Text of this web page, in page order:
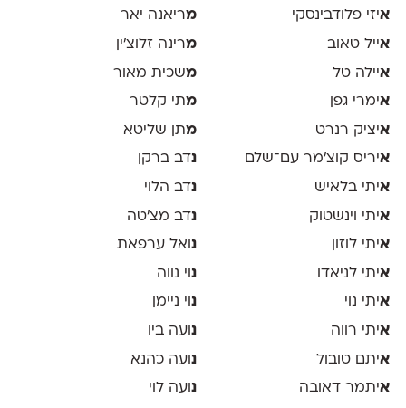
איזי פלודבינסקי
אייל טאוב
איילה טל
אימרי גפן
איציק רנרט
איריס קוצ׳מר עם־שלם
איתי בלאיש
איתי וינשטוק
איתי לוזון
איתי לניאדו
איתי נוי
איתי רווה
איתם טובול
איתמר דאובה
מריאנה יאר
מרינה זלוצ׳ין
משכית מאור
מתי קלטר
מתן שליטא
נדב ברקן
נדב הלוי
נדב מצ׳טה
נ ואל ערפאת
נ וי נווה
נוי ניימן
נ ועה ביו
נועה כהנא
נ ועה לוי